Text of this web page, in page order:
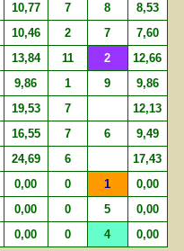
10,77 7 8 8,53
10,46 2 7 7,60
13,84 11 2 12,66
9,86 1 9 9,86
19,53 7 12,13
16,55 7 6 9,49
24,69 6 17,43
0,00 0 1 0,00
0,00 0 5 0,00
0,00 0 4 0,00